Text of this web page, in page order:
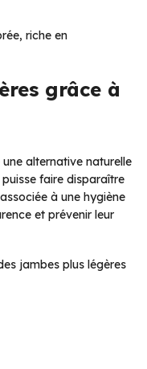
riche en
grâce à
alternative naturelle
puisse faire disparaître
à une hygiène
et prévenir leur
jambes plus légères